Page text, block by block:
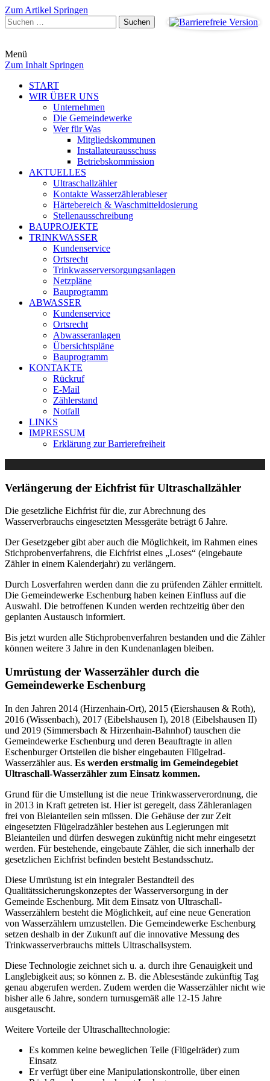
Zum Artikel Springen
Suchen
nach:
Menü
Zum Inhalt Springen
START
WIR ÜBER UNS
Unternehmen
Die Gemeindewerke
Wer für Was
Mitgliedskommunen
Installateurausschuss
Betriebskommission
AKTUELLES
Ultraschallzähler
Kontakte Wasserzählerableser
Härtebereich & Waschmitteldosierung
Stellenausschreibung
BAUPROJEKTE
TRINKWASSER
Kundenservice
Ortsrecht
Trinkwasserversorgungsanlagen
Netzpläne
Bauprogramm
ABWASSER
Kundenservice
Ortsrecht
Abwasseranlagen
Übersichtspläne
Bauprogramm
KONTAKTE
Rückruf
E-Mail
Zählerstand
Notfall
LINKS
IMPRESSUM
Erklärung zur Barrierefreiheit
Verlängerung der Eichfrist für Ultraschallzähler
Die gesetzliche Eichfrist für die, zur Abrechnung des
Wasserverbrauchs eingesetzten Messgeräte beträgt 6 Jahre.
Der Gesetzgeber gibt aber auch die Möglichkeit, im Rahmen eines
Stichprobenverfahrens, die Eichfrist eines „Loses“ (eingebaute
Zähler in einem Kalenderjahr) zu verlängern.
Durch Losverfahren werden dann die zu prüfenden Zähler ermittelt.
Die Gemeindewerke Eschenburg haben keinen Einfluss auf die
Auswahl. Die betroffenen Kunden werden rechtzeitig über den
geplanten Austausch informiert.
Bis jetzt wurden alle Stichprobenverfahren bestanden und die Zähler
können weitere 3 Jahre in den Kundenanlagen bleiben.
Umrüstung der Wasserzähler durch die
Gemeindewerke Eschenburg
In den Jahren 2014 (Hirzenhain-Ort), 2015 (Eiershausen & Roth),
2016 (Wissenbach), 2017 (Eibelshausen I), 2018 (Eibelshausen II)
und 2019 (Simmersbach & Hirzenhain-Bahnhof) tauschen die
Gemeindewerke Eschenburg und deren Beauftragte in allen
Eschenburger Ortsteilen die bisher eingebauten Flügelrad-
Wasserzähler aus. Es werden erstmalig im Gemeindegebiet
Ultraschall-Wasserzähler zum Einsatz kommen.
Grund für die Umstellung ist die neue Trinkwasserverordnung, die
in 2013 in Kraft getreten ist. Hier ist geregelt, dass Zähleranlagen
frei von Bleianteilen sein müssen. Die Gehäuse der zur Zeit
eingesetzten Flügelradzähler bestehen aus Legierungen mit
Bleianteilen und dürfen deswegen zukünftig nicht mehr eingesetzt
werden. Für bestehende, eingebaute Zähler, die sich innerhalb der
gesetzlichen Eichfrist befinden besteht Bestandsschutz.
Diese Umrüstung ist ein integraler Bestandteil des
Qualitätssicherungskonzeptes der Wasserversorgung in der
Gemeinde Eschenburg. Mit dem Einsatz von Ultraschall-
Wasserzählern besteht die Möglichkeit, auf eine neue Generation
von Wasserzählern umzustellen. Die Gemeindewerke Eschenburg
setzen deshalb in der Zukunft auf die innovative Messung des
Trinkwasserverbrauchs mittels Ultraschallsystem.
Diese Technologie zeichnet sich u. a. durch ihre Genauigkeit und
Langlebigkeit aus; so können z. B. die Ablesestände zukünftig Tag
genau abgerufen werden. Zudem werden die Wasserzähler nicht wie
bisher alle 6 Jahre, sondern turnusgemäß alle 12-15 Jahre
ausgetauscht.
Weitere Vorteile der Ultraschalltechnologie:
Es kommen keine beweglichen Teile (Flügelräder) zum
Einsatz
Er verfügt über eine Manipulationskontrolle, über einen